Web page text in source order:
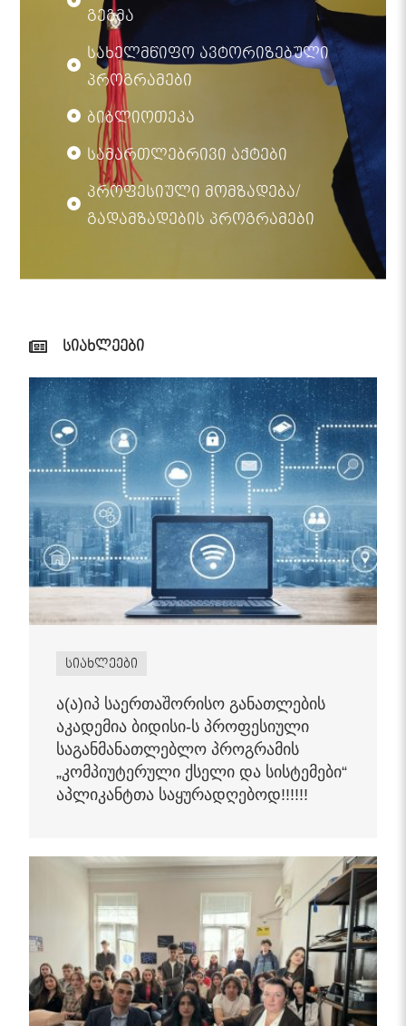
გეგმა
სახელმწიფო ავტორიზებული
პროგრამები
ბიბლიოთეკა
სამართლებრივი აქტები
პროფესიული მომზადება/
გადამზადების პროგრამები
სიახლეები
სიახლეები
ა(ა)იპ საერთაშორისო განათლების
აკადემია ბიდისი-ს პროფესიული
საგანმანათლებლო პროგრამის
„კომპიუტერული ქსელი და სისტემები“
აპლიკანტთა საყურადღებოდ!!!!!!